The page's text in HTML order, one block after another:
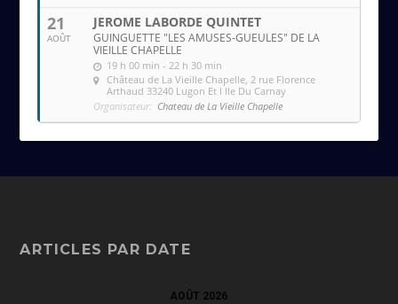
21
AOÛT
JEROME LABORDE QUINTET
GUINGUETTE "LES AMUSES-GUEULES" DE LA
VIEILLE CHAPELLE
19 h 00 min - 22 h 30 min
Château de La Vieille Chapelle, 2 rue Florence
Arthaud 33240 Lugon Et l Ile Du Carnay
Organisateur: Chateau de La Vieille Chapelle
ARTICLES PAR DATE
AOÛT 2026